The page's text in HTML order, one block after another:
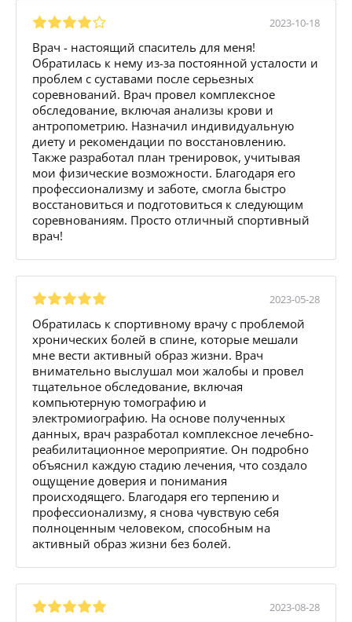
2023-10-18
Врач - настоящий спаситель для меня!
Обратилась к нему из-за постоянной усталости и
проблем с суставами после серьезных
соревнований. Врач провел комплексное
обследование, включая анализы крови и
антропометрию. Назначил индивидуальную
диету и рекомендации по восстановлению.
Также разработал план тренировок, учитывая
мои физические возможности. Благодаря его
профессионализму и заботе, смогла быстро
восстановиться и подготовиться к следующим
соревнованиям. Просто отличный спортивный
врач!
2023-05-28
Обратилась к спортивному врачу с проблемой
хронических болей в спине, которые мешали
мне вести активный образ жизни. Врач
внимательно выслушал мои жалобы и провел
тщательное обследование, включая
компьютерную томографию и
электромиографию. На основе полученных
данных, врач разработал комплексное лечебно-
реабилитационное мероприятие. Он подробно
объяснил каждую стадию лечения, что создало
ощущение доверия и понимания
происходящего. Благодаря его терпению и
профессионализму, я снова чувствую себя
полноценным человеком, способным на
активный образ жизни без болей.
2023-08-28